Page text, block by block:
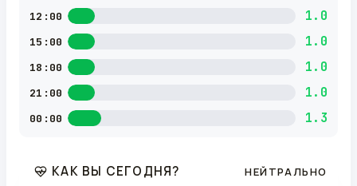
12:00 1.0
15:00 1.0
18:00 1.0
21:00 1.0
00:00 1.3
КАК ВЫ СЕГОДНЯ? НЕЙТРАЛЬНО